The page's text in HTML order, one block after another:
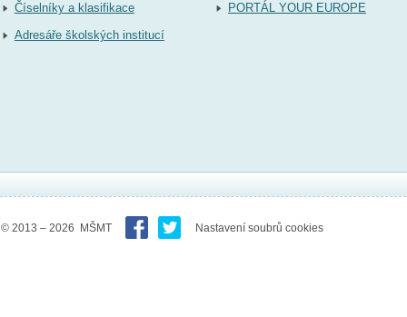
Číselníky a klasifikace
Adresáře školských institucí
PORTÁL YOUR EUROPE
© 2013 – 2026 MŠMT Nastavení soubrů cookies